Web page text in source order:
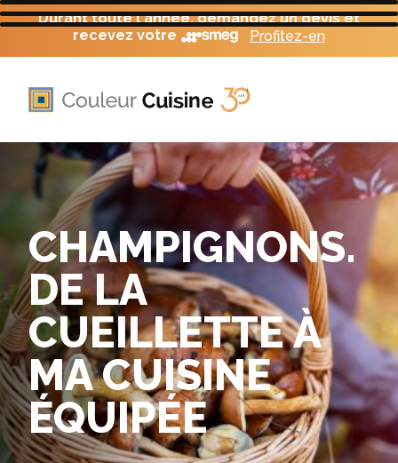
Durant toute l'année, demandez un devis et
recevez votre
Profitez-en
CHAMPIGNONS.
DE LA
CUEILLETTE À
MA CUISINE
ÉQUIPÉE